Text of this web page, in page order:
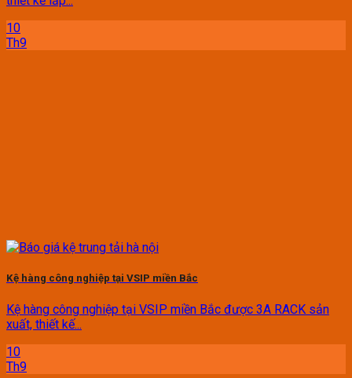
10
Th9
Kệ hàng công nghiệp tại VSIP miền Bắc
Kệ hàng công nghiệp tại VSIP miền Bắc được 3A RACK sản
xuất, thiết kế...
10
Th9